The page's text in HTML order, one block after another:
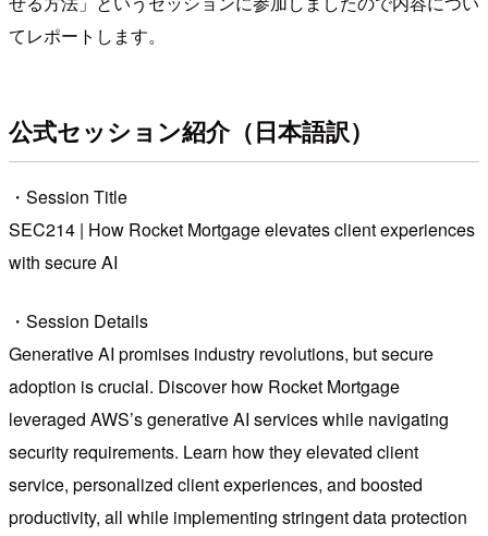
てレポートします。
公式セッション紹介（日本語訳）
・Session Title
SEC214 | How Rocket Mortgage elevates client experiences
with secure AI
・Session Details
Generative AI promises industry revolutions, but secure
adoption is crucial. Discover how Rocket Mortgage
leveraged AWS’s generative AI services while navigating
security requirements. Learn how they elevated client
service, personalized client experiences, and boosted
productivity, all while implementing stringent data protection